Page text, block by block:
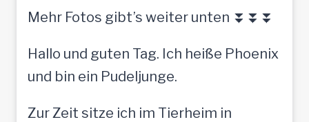
Mehr Fotos gibt’s weiter unten ⏬⏬⏬
Hallo und guten Tag. Ich heiße Phoenix
und bin ein Pudeljunge.
Zur Zeit sitze ich im Tierheim in